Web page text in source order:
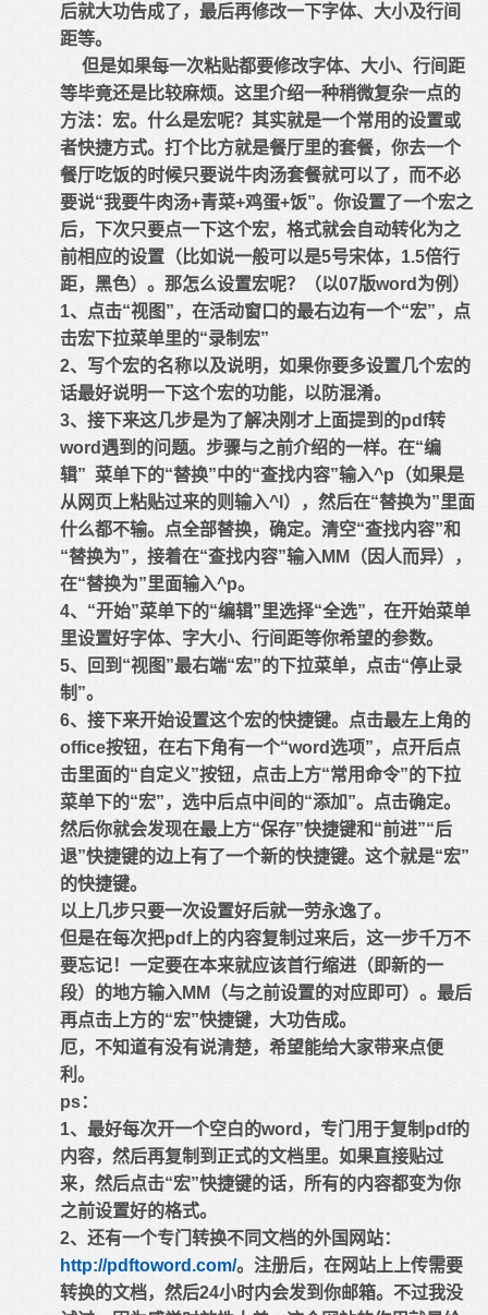
后就大功告成了，最后再修改一下字体、大小及行间
距等。
但是如果每一次粘贴都要修改字体、大小、行间距
等毕竟还是比较麻烦。这里介绍一种稍微复杂一点的
方法：宏。什么是宏呢？其实就是一个常用的设置或
者快捷方式。打个比方就是餐厅里的套餐，你去一个
餐厅吃饭的时候只要说牛肉汤套餐就可以了，而不必
要说“我要牛肉汤+青菜+鸡蛋+饭”。你设置了一个宏之
后，下次只要点一下这个宏，格式就会自动转化为之
前相应的设置（比如说一般可以是5号宋体，1.5倍行
距，黑色）。那怎么设置宏呢？（以07版word为例）
1、点击“视图”，在活动窗口的最右边有一个“宏”，点
击宏下拉菜单里的“录制宏”
2、写个宏的名称以及说明，如果你要多设置几个宏的
话最好说明一下这个宏的功能，以防混淆。
3、接下来这几步是为了解决刚才上面提到的pdf转
word遇到的问题。步骤与之前介绍的一样。在“编
辑” 菜单下的“替换”中的“查找内容”输入^p（如果是
从网页上粘贴过来的则输入^l），然后在“替换为”里面
什么都不输。点全部替换，确定。清空“查找内容”和
“替换为”，接着在“查找内容”输入MM（因人而异），
在“替换为”里面输入^p。
4、“开始”菜单下的“编辑”里选择“全选”，在开始菜单
里设置好字体、字大小、行间距等你希望的参数。
5、回到“视图”最右端“宏”的下拉菜单，点击“停止录
制”。
6、接下来开始设置这个宏的快捷键。点击最左上角的
office按钮，在右下角有一个“word选项”，点开后点
击里面的“自定义”按钮，点击上方“常用命令”的下拉
菜单下的“宏”，选中后点中间的“添加”。点击确定。
然后你就会发现在最上方“保存”快捷键和“前进”“后
退”快捷键的边上有了一个新的快捷键。这个就是“宏”
的快捷键。
以上几步只要一次设置好后就一劳永逸了。
但是在每次把pdf上的内容复制过来后，这一步千万不
要忘记！一定要在本来就应该首行缩进（即新的一
段）的地方输入MM（与之前设置的对应即可）。最后
再点击上方的“宏”快捷键，大功告成。
厄，不知道有没有说清楚，希望能给大家带来点便
利。
ps：
1、最好每次开一个空白的word，专门用于复制pdf的
内容，然后再复制到正式的文档里。如果直接贴过
来，然后点击“宏”快捷键的话，所有的内容都变为你
之前设置好的格式。
2、还有一个专门转换不同文档的外国网站：
http://pdftoword.com/。注册后，在网站上上传需要
转换的文档，然后24小时内会发到你邮箱。不过我没